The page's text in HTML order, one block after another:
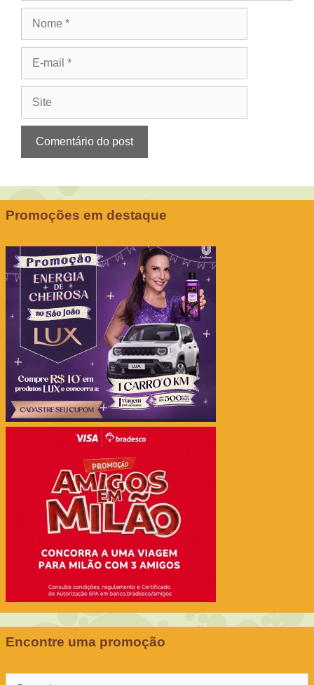
Promoções em destaque
Encontre uma promoção